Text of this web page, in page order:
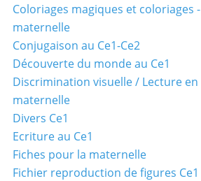
Coloriages magiques et coloriages -
maternelle
Conjugaison au Ce1-Ce2
Découverte du monde au Ce1
Discrimination visuelle / Lecture en
maternelle
Divers Ce1
Ecriture au Ce1
Fiches pour la maternelle
Fichier reproduction de figures Ce1